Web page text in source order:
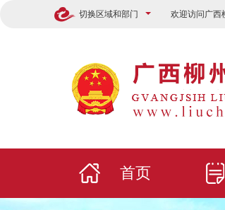
切换区域和部门 欢迎访问广西
首页